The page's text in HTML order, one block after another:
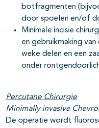
botfragmenten
door spoelen en/of
Minimale incisie
en gebruikmaking
weke delen en een
onder
Percutane Chirurgie
Minimally invasive
De operatie wordt